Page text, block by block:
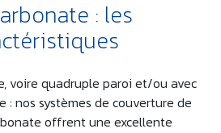
: les
voire quadruple paroi et/ou avec
: nos systèmes de couverture de
offrent une excellente